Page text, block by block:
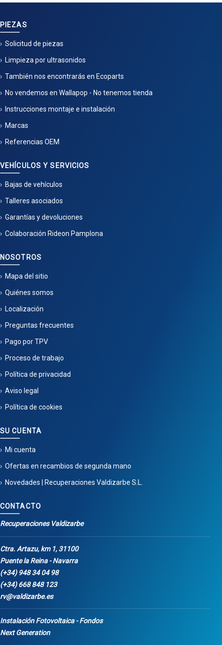
PIEZAS
Solicitud de piezas
Limpieza por ultrasonidos
También nos encontrarás en Ecoparts
No vendemos en Wallapop - No tenemos tienda
Instrucciones montaje e instalación
Marcas
Referencias OEM
VEHÍCULOS Y SERVICIOS
Bajas de vehículos
Talleres asociados
Garantías y devoluciones
Colaboración Rideon Pamplona
NOSOTROS
Mapa del sitio
Quiénes somos
Localización
Preguntas frecuentes
Pago por TPV
Proceso de trabajo
Política de privacidad
Aviso legal
Política de cookies
SU CUENTA
Mi cuenta
Ofertas en recambios de segunda mano
Novedades | Recuperaciones Valdizarbe S.L.
CONTACTO
Recuperaciones Valdizarbe
Ctra. Artazu, km 1, 31100
Puente la Reina - Navarra
(+34) 948 34 04 98
(+34) 668 848 123
rv@valdizarbe.es
Instalación Fotovoltaica - Fondos
Next Generation